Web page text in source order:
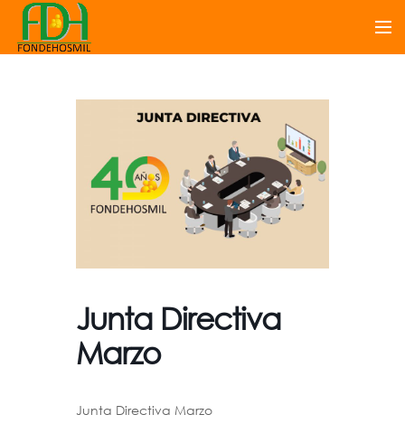
Junta Directiva
Marzo
Junta Directiva Marzo